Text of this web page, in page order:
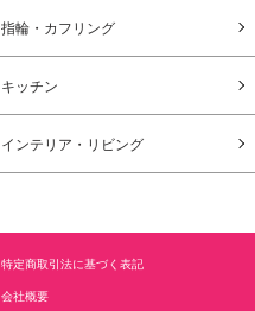
指輪・カフリング
キッチン
インテリア・リビング
特定商取引法に基づく表記
会社概要